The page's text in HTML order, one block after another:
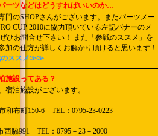
ーツなどはどうすればいいのか…
門のSHOPさんがございます。またパーツメー
CUP 2010に協力頂いている左記バナーのメ
ひお問合せ下さい！ また「参戦のススメ」を
加の仕方が詳しくお解かり頂けると思います！
のススメ≫≫
施設ってある？
宿泊施設がございます。
和布町150-6 TEL：0795-23-0223
西脇991 TEL：0795－23－2000